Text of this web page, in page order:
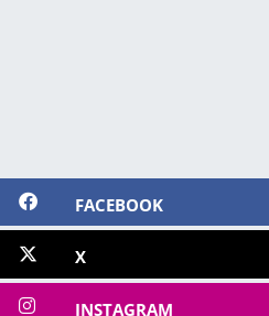
FACEBOOK
X
INSTAGRAM